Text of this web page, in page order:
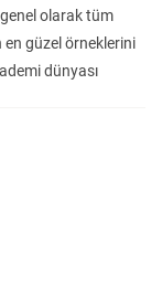
olarak tüm
en güzel örneklerini
dünyası
yazılmış en çarpıcı